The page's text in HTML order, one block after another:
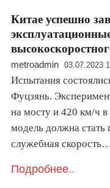
Китае успешно
metroadmin 03.07.2023
Испытания
Фуцзянь.
на мосту и 420 км/ч
модель должна
служебная скорость…
Подробнее..